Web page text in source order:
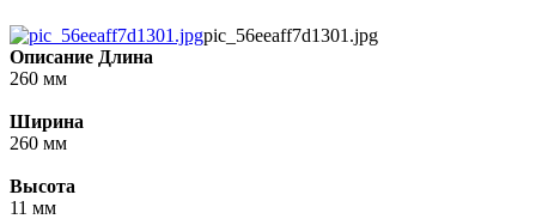
pic_56eeaff7d1301.jpg
Описание Длина
260 мм
Ширина
260 мм
Высота
11 мм